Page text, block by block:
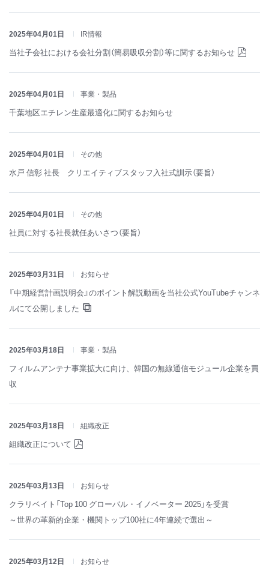
2025年04月01日 IR情報
当社子会社における会社分割（簡易吸収分割）等に関するお知らせ
2025年04月01日 事業・製品
千葉地区エチレン生産最適化に関するお知らせ
2025年04月01日 その他
水戸 信彰 社長 クリエイティブスタッフ入社式訓示（要旨）
2025年04月01日 その他
社員に対する社長就任あいさつ（要旨）
2025年03月31日 お知らせ
『中期経営計画説明会』のポイント解説動画を当社公式YouTubeチャンネ
ルにて公開しました
2025年03月18日 事業・製品
フィルムアンテナ事業拡大に向け、韓国の無線通信モジュール企業を買
収
2025年03月18日 組織改正
組織改正について
2025年03月13日 お知らせ
クラリベイト「Top 100 グローバル・イノベーター 2025」を受賞
～世界の革新的企業・機関トップ100社に4年連続で選出～
2025年03月12日 お知らせ